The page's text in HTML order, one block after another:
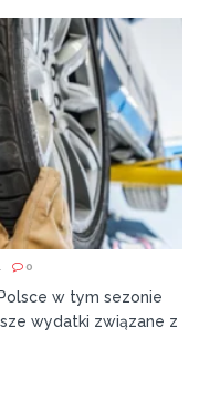
0
w tym sezonie
wydatki związane z